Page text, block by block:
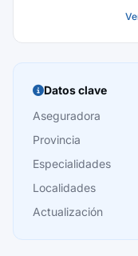
Burgos
Cáceres
Cádiz
Cantabria
Castellón
Datos clave
Aseguradora
Provincia
Especialidades
Localidades
Actualización